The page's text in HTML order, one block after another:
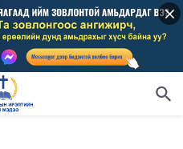
үг вэ